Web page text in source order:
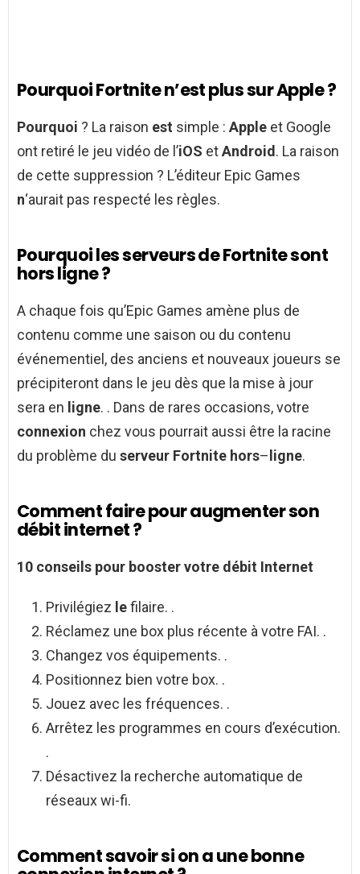
Pourquoi Fortnite n’est plus sur Apple ?
Pourquoi ? La raison est simple : Apple et Google
ont retiré le jeu vidéo de l’iOS etAndroid . La raison
de cette suppression ? L’éditeur Epic Games
n‘aurait pas respecté les règles.
Pourquoi les serveurs de Fortnite sont
hors ligne ?
A chaque fois qu’Epic Games amène plus de
contenu comme une saison ou du contenu
événementiel, des anciens et nouveaux joueurs se
précipiteront dans le jeu dès que la mise à jour
sera en ligne. . Dans de rares occasions, votre
connexion chez vous pourrait aussi être la racine
du problème du serveur Fortnite hors– ligne.
Comment faire pour augmenter son
débit internet ?
10 conseils pour booster votre débit Internet
Privilégiez lefilaire. .
Réclamez une box plus récente à votre FAI. .
Changez vos équipements. .
Positionnez bien votre box. .
Jouez avec les fréquences. .
Arrêtez les programmes en cours d’exécution.
.
Désactivez la recherche automatique de
réseaux wi-fi.
Comment savoir si on a une bonne